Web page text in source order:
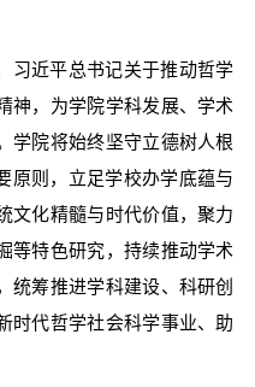
习近平总书记关于推动哲学
神，为学院学科发展、学术
学院将始终坚守立德树人根
原则，立足学校办学底蕴与
文化精髓与时代价值，聚力
等特色研究，持续推动学术
统筹推进学科建设、科研创
时代哲学社会科学事业、助